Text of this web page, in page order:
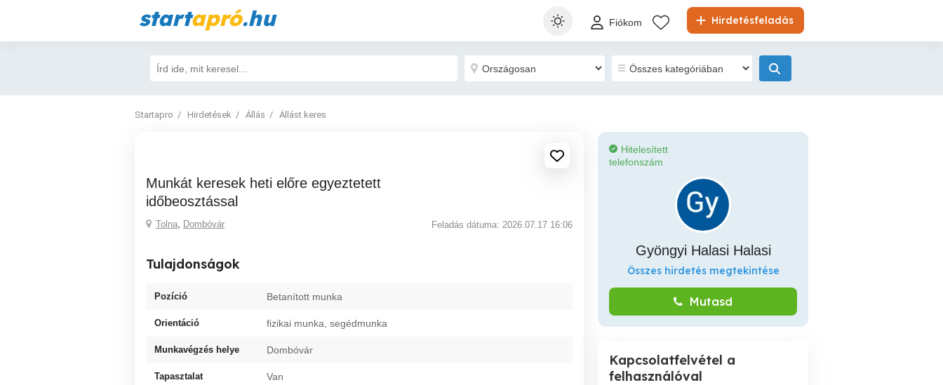
startapró.hu Hirdetésfeladás
Fiókom
Startapro Hirdetések Állás Állást keres
Munkát keresek heti előre egyeztetett
időbeosztással
Tolna, Dombóvár Feladás dátuma: 2026.07.17 16:06
Tulajdonságok
Pozíció Betanított munka
Orientáció fizikai munka, segédmunka
Munkavégzés helye Dombóvár
Tapasztalat Van
Hitelesített
telefonszám
Gyöngyi Halasi Halasi
Összes hirdetés megtekintése
Mutasd
Kapcsolatfelvétel a
felhasználóval